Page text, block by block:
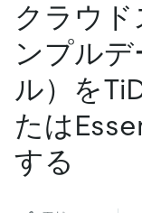
クラウ
ンプル
ル）を
たは
する